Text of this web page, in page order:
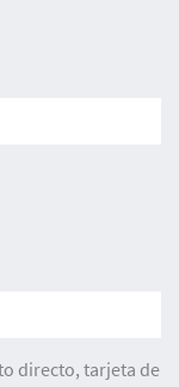
directo, tarjeta de